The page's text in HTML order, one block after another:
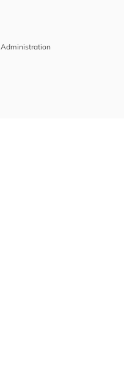
Administration